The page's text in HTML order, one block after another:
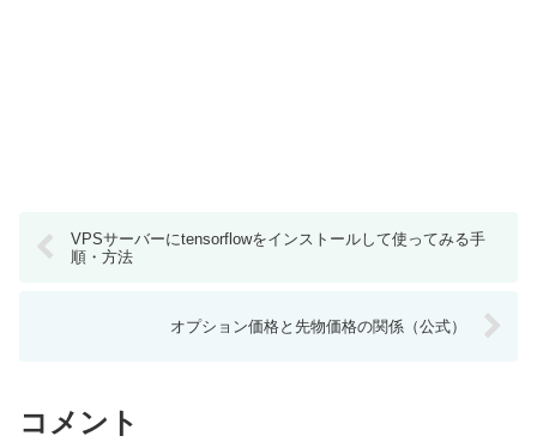
VPSサーバーにtensorflowをインストールして使ってみる手
順・方法
オプション価格と先物価格の関係（公式）
コメント